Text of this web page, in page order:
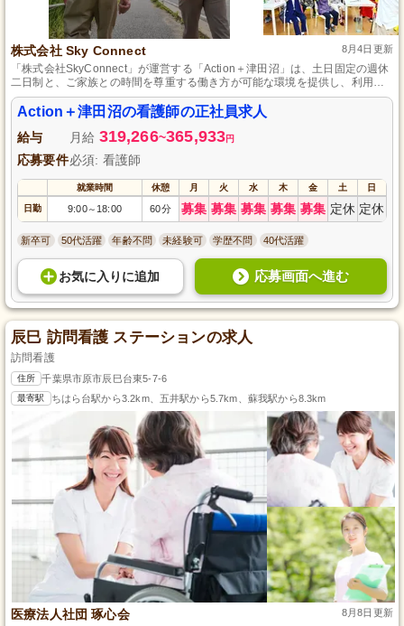
株式会社 Sky Connect 8月4日更新
「株式会社SkyConnect」が運営する「Action＋津田沼」は、土日固定の週休
二日制と、ご家族との時間を尊重する働き方が可能な環境を提供し、利用者
の自立をサポートする真心のこもった介護サービスと、コミュニケーション
を重んじる風通しの良い職場環境が魅力です。
Action＋津田沼の看護師の正社員求人
給与 月給 319,266~365,933円
応募要件必須: 看護師
就業時間 休憩 月 火 水 木 金 土 日
日勤 9:00～ 18:00 60分 募集 募集 募集 募集 募集 定休 定休
新卒可 50代活躍 年齢不問 未経験可 学歴不問 40代活躍
お気に入り に追加 応募画面へ進む
辰巳 訪問看護 ステーションの求人
訪問看護
住所 千葉県市原市辰巳台東5-7-6
最寄駅 ちはら台駅から3.2km、五井駅から5.7km、蘇我駅から8.3km
医療法人社団 琢心会 8月8日更新